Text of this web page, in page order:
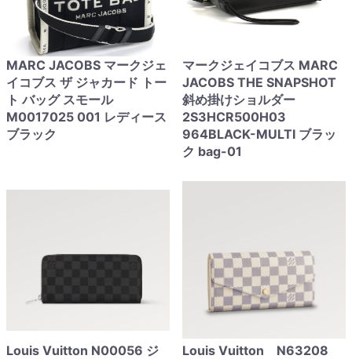
MARC JACOBS マークジェ
イコブス ザ ジャカード トー
ト バッグ スモール
M0017025 001 レディース
ブラック
マークジェイコブス MARC
JACOBS THE SNAPSHOT
斜め掛けショルダー
2S3HCR500H03
964BLACK-MULTI ブラッ
ク bag-01
Louis Vuitton N00056 ジ
Louis Vuitton N63208